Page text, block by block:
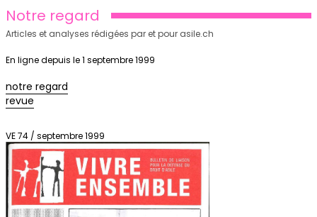
Notre regard
Articles et analyses rédigées par et pour asile.ch
En ligne depuis le 1 septembre 1999
notre regard
revue
VE 74 / septembre 1999